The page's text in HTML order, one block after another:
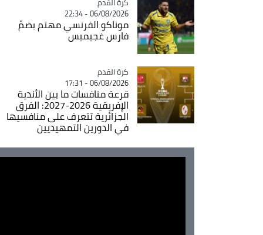
06/08/2026 - 22:34
موناكو الفرنسي مهتم بضمّ
فارس غجيميس
Catégorie
كرة القدم
06/08/2026 - 17:31
قرعة منافسات ما بين الأندية
الإفريقية 2026-2027: الفرق
الجزائرية تتعرف على منافسيها
في الدورين التمهيديين